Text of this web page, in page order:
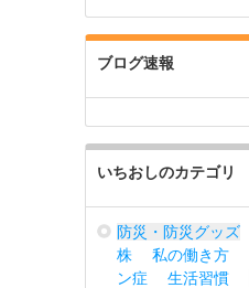
ブログ速報
いちおしのカテゴリ
防災・防災グッズ
株
私の働き方
ン症
生活習慣